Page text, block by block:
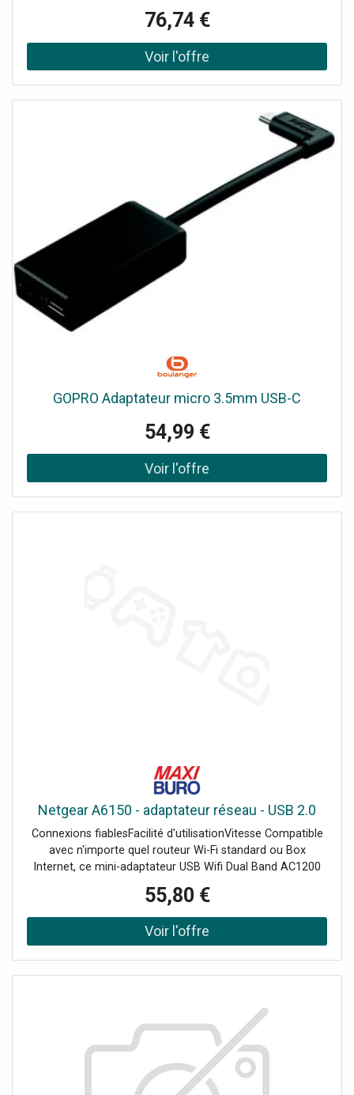
2x 140 mm, dimensions: (L)25 x (P)70 x (H)19mm - Offre
exclusivement réservée aux professionnels
76,74 €
GOPRO Adaptateur micro 3.5mm USB-C
54,99 €
Netgear A6150 - adaptateur réseau - USB 2.0
Connexions fiablesFacilité d'utilisationVitesse Compatible
avec n'importe quel routeur Wi-Fi standard ou Box
Internet, ce mini-adaptateur USB Wifi Dual Band AC1200
des vitesses 11ac.<br/>Idéal pour les adeptes de la
mobilité, il vous offre des connexions Wifi sans
interruption pour visionner vos contenus HD en streaming.
<br/><br/>En outre, il vous permet de vous connecter en
interférences pour vous assurer des connexions avec les
meilleurs débits Wi-Fi. - Offre exclusivement réservée aux
55,80 €